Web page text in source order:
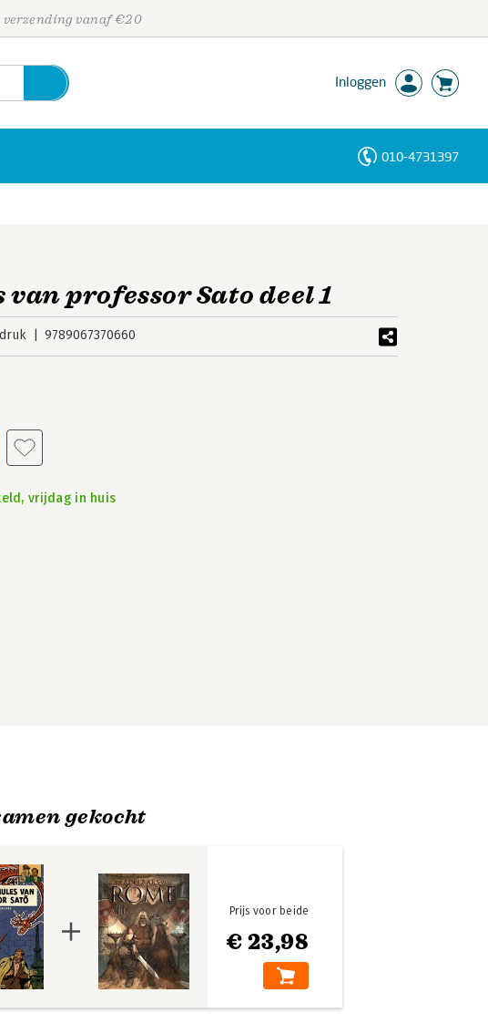
verzending vanaf €20
Inloggen
010-4731397
professor Sato deel 1
9789067370660
vrijdag in huis
gekocht
€ 23,98
Prijs voor beide
Personen